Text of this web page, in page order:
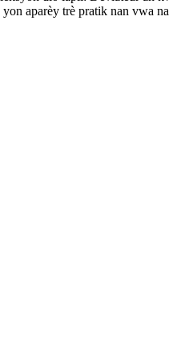
aparèy trè pratik nan vwa